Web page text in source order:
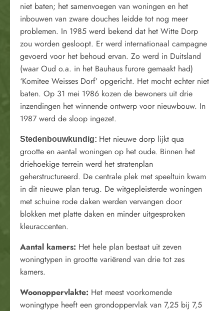
niet baten; het samenvoegen van woningen en het
inbouwen van zware douches leidde tot nog meer
problemen. In 1985 werd bekend dat het Witte Dorp
zou worden gesloopt. Er werd internationaal campagne
gevoerd voor het behoud ervan. Zo werd in Duitsland
(waar Oud o.a. in het Bauhaus furore gemaakt had)
‘Komitee Weisses Dorf’ opgericht. Het mocht echter niet
baten. Op 31 mei 1986 kozen de bewoners uit drie
inzendingen het winnende ontwerp voor nieuwbouw. In
1987 werd de sloop ingezet.
Stedenbouwkundig: Het nieuwe dorp lijkt qua
grootte en aantal woningen op het oude. Binnen het
driehoekige terrein werd het stratenplan
geherstructureerd. De centrale plek met speeltuin kwam
in dit nieuwe plan terug. De witgepleisterde woningen
met schuine rode daken werden vervangen door
blokken met platte daken en minder uitgesproken
kleuraccenten.
Aantal kamers: Het hele plan bestaat uit zeven
woningtypen in grootte variërend van drie tot zes
kamers.
Woonoppervlakte: Het meest voorkomende
woningtype heeft een grondoppervlak van 7,25 bij 7,5